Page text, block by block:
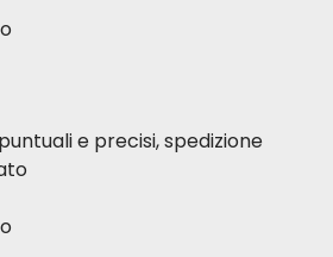
e precisi, spedizione